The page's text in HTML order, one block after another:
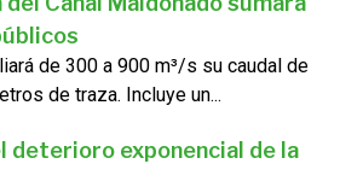
de 300 a 900 m³/s su caudal de
de traza. Incluye un...
deterioro exponencial de la